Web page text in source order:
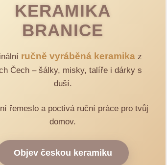
KERAMIKA
BRANICE
ručně vyráběná keramika z
Čech – šálky, misky, talíře i dárky s
duší.
řemeslo a poctivá ruční práce pro tvůj
domov.
Objev českou keramiku